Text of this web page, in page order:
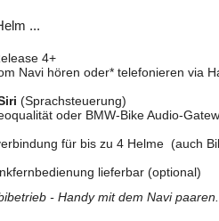
...
4+
Navi hören oder* telefonieren via
(Sprachsteuerung)
oder BMW-Bike Audio-
für bis zu 4 Helme (auch
lieferbar (optional)
- Handy mit dem Navi paaren.